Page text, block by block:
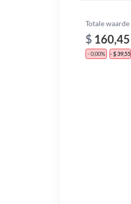
Totale waarde
$ 160,45
- 0,00% - $ 39,55